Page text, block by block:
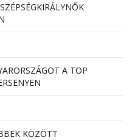
A TOP
KÖZÖTT